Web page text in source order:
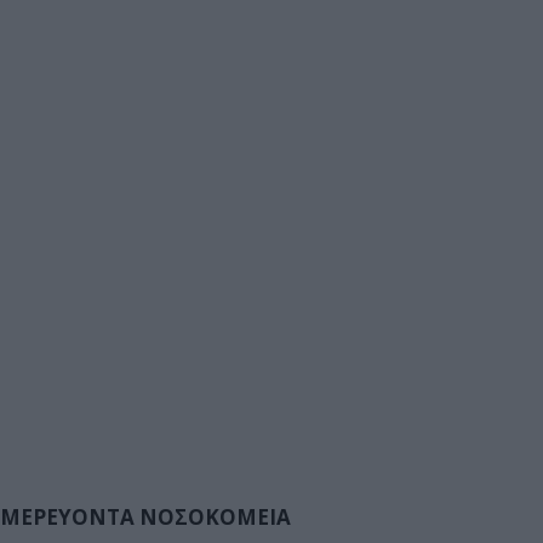
ΝΟΣΟΚΟΜΕΙΑ